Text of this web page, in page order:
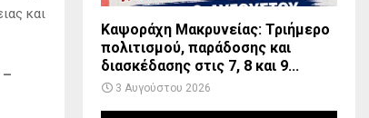
και
–
Καψοράχη Μακρυνείας: Τριήμερο
πολιτισμού, παράδοσης και
διασκέδασης στις 7, 8 και 9...
3 Αυγούστου 2026